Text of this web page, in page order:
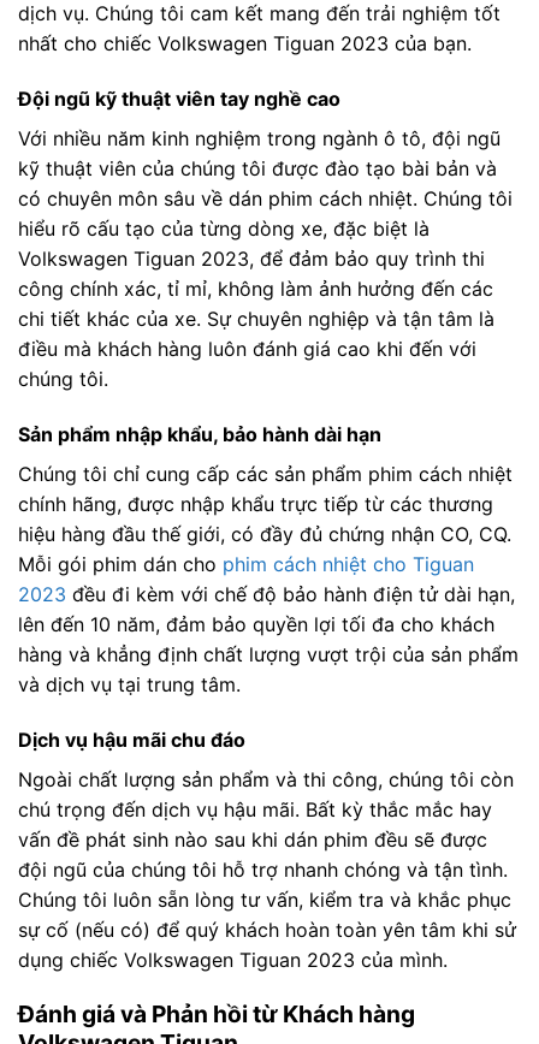
dịch vụ. Chúng tôi cam kết mang đến trải nghiệm tốt
nhất cho chiếc Volkswagen Tiguan 2023 của bạn.
Đội ngũ kỹ thuật viên tay nghề cao
Với nhiều năm kinh nghiệm trong ngành ô tô, đội ngũ
kỹ thuật viên của chúng tôi được đào tạo bài bản và
có chuyên môn sâu về dán phim cách nhiệt. Chúng tôi
hiểu rõ cấu tạo của từng dòng xe, đặc biệt là
Volkswagen Tiguan 2023, để đảm bảo quy trình thi
công chính xác, tỉ mỉ, không làm ảnh hưởng đến các
chi tiết khác của xe. Sự chuyên nghiệp và tận tâm là
điều mà khách hàng luôn đánh giá cao khi đến với
chúng tôi.
Sản phẩm nhập khẩu, bảo hành dài hạn
Chúng tôi chỉ cung cấp các sản phẩm phim cách nhiệt
chính hãng, được nhập khẩu trực tiếp từ các thương
hiệu hàng đầu thế giới, có đầy đủ chứng nhận CO, CQ.
Mỗi gói phim dán cho phim cách nhiệt cho Tiguan
2023 đều đi kèm với chế độ bảo hành điện tử dài hạn,
lên đến 10 năm, đảm bảo quyền lợi tối đa cho khách
hàng và khẳng định chất lượng vượt trội của sản phẩm
và dịch vụ tại trung tâm.
Dịch vụ hậu mãi chu đáo
Ngoài chất lượng sản phẩm và thi công, chúng tôi còn
chú trọng đến dịch vụ hậu mãi. Bất kỳ thắc mắc hay
vấn đề phát sinh nào sau khi dán phim đều sẽ được
đội ngũ của chúng tôi hỗ trợ nhanh chóng và tận tình.
Chúng tôi luôn sẵn lòng tư vấn, kiểm tra và khắc phục
sự cố (nếu có) để quý khách hoàn toàn yên tâm khi sử
dụng chiếc Volkswagen Tiguan 2023 của mình.
Đánh giá và Phản hồi từ Khách hàng